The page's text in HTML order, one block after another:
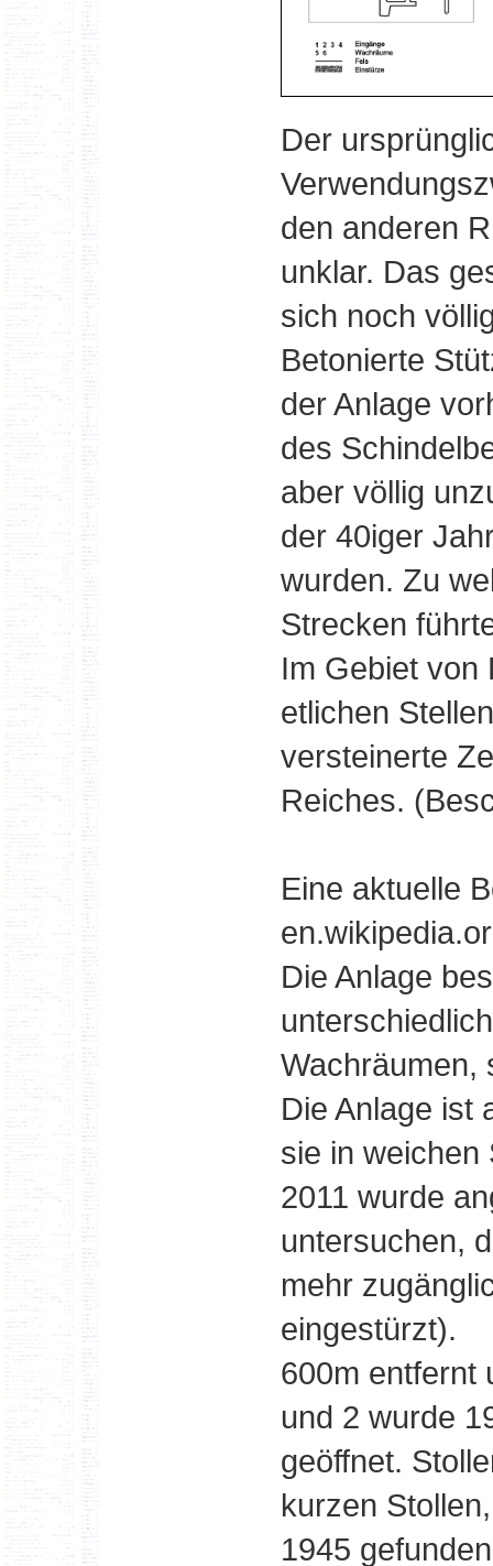
Der
den anderen
unklar. Das
sich noch
Betonierte
der Anlage
des
aber völlig
der 40iger
wurden. Zu
Strecken
Im Gebiet von
etlichen
versteinerte
Reiches.
Eine aktuelle
Die Anlage
Wachräumen,
Die Anlage ist
sie in weichen
2011 wurde
untersuchen,
mehr
eingestürzt).
600m entfernt
und 2 wurde
geöffnet.
kurzen
1945